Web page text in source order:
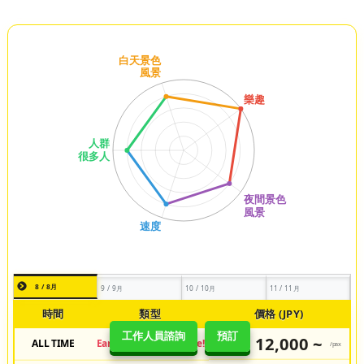
工作人員諮詢 預訂
8 / 8月 9 / 9月 10 / 10月 11 / 11月
時間 類型 價格 (JPY)
ALL TIME Early Bird Review Price! 12,000 ~ /pax